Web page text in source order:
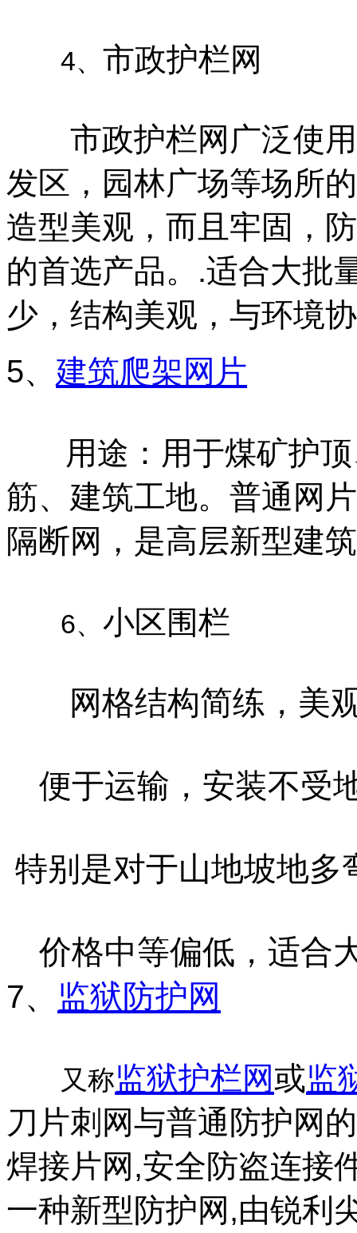
4、 市政护栏网
市政护栏网广泛使
发区，园林广场等场所
造型美观，而且牢固，
的首选产品。.适合大批
少，结构美观，与环境
5、 建筑爬架网片
用途：用于煤矿护
筋、建筑工地。普通网
隔断网，是高层新型建
6、 小区围栏
网格结构简练，美
便于运输，安装不受
特别是对于山地坡地多
价格中等偏低，适合
7、 监狱防护网
又称监狱护栏网或监
刀片刺网与普通防护网
焊接片网,安全防盗连接
一种新型防护网,由锐利